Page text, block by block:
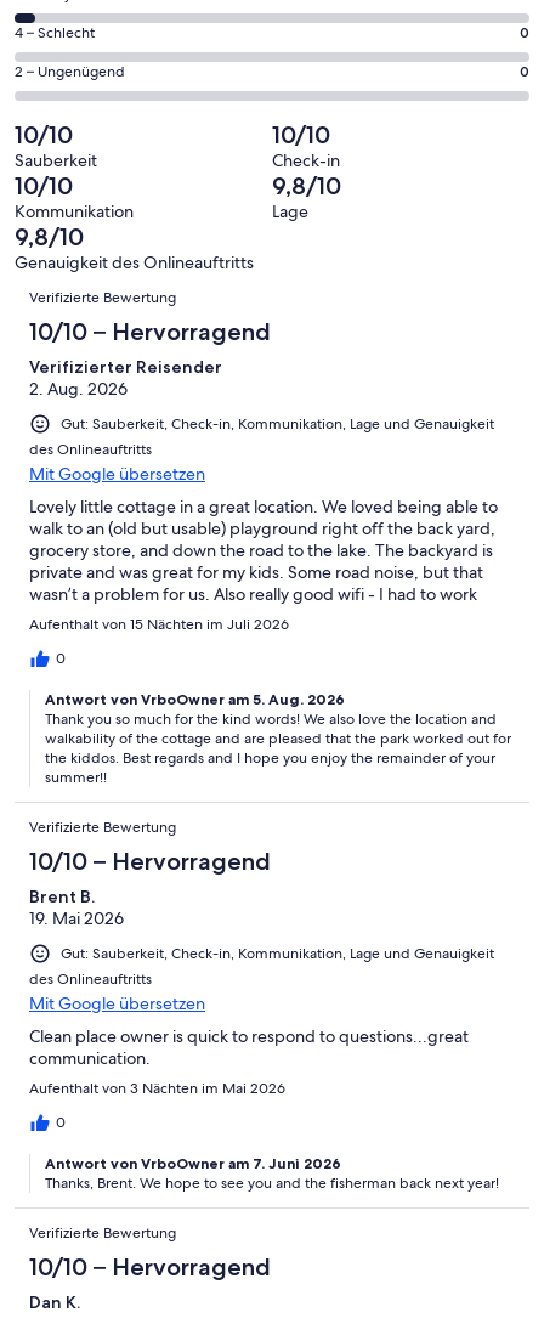
Gästebewertungen
haben
eine
Bewertung
von
10
-
Hervorragend
insgesamt
24
Gästebewertungen
haben
eine
Bewertung
von
8
-
Gut
von
insgesamt
24
Gästebewertungen
haben
eine
Bewertung
von
6
-
Okay
0
von
insgesamt
Gästebewertungen
haben
eine
Bewertung
von
4
4 – Schlecht 0
0
von
insgesamt
24
Gästebewertungen
haben
eine
Bewertung
von
2 – Ungenügend 0
10/10
Sauberkeit
10/10
Check-in
10/10
Kommunikation
9,8/10
Lage
9,8/10
Genauigkeit des Onlineauftritts
Bewertungen
Verifizierte Bewertung
10/10 – Hervorragend
Verifizierter Reisender
2. Aug. 2026
Gut: Sauberkeit, Check-in, Kommunikation, Lage und Genauigkeit
des Onlineauftritts
Mit Google übersetzen
Lovely little cottage in a great location. We loved being able to
walk to an (old but usable) playground right off the back yard,
grocery store, and down the road to the lake. The backyard is
private and was great for my kids. Some road noise, but that
wasn’t a problem for us. Also really good wifi - I had to work
remotely a couple of times and that was seamless. Overall lovely
other beaches.
Aufenthalt von 15 Nächten im Juli 2026
0
Antwort von VrboOwner am 5. Aug. 2026
Thank you so much for the kind words! We also love the location and
walkability of the cottage and are pleased that the park worked out for
the kiddos. Best regards and I hope you enjoy the remainder of your
summer!!
Verifizierte Bewertung
10/10 – Hervorragend
Brent B.
19. Mai 2026
Gut: Sauberkeit, Check-in, Kommunikation, Lage und Genauigkeit
des Onlineauftritts
Mit Google übersetzen
Clean place owner is quick to respond to questions...great
communication.
Aufenthalt von 3 Nächten im Mai 2026
0
Antwort von VrboOwner am 7. Juni 2026
Thanks, Brent. We hope to see you and the fisherman back next year!
Verifizierte Bewertung
10/10 – Hervorragend
Dan K.